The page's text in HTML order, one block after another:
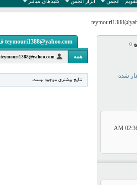
شده
02:36
teymouri1388@yahoo.com فعالیت
همه teymouri1388@yahoo.com
نتایج بیشتری موجود نیست